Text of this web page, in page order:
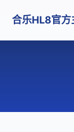
合乐HL8官方